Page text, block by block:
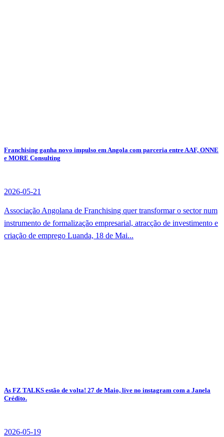
Franchising ganha novo impulso em Angola com parceria entre AAF, ONNE
e MORE Consulting
2026-05-21
Associação Angolana de Franchising quer transformar o sector num
instrumento de formalização empresarial, atracção de investimento e
criação de emprego Luanda, 18 de Mai...
As FZ TALKS estão de volta! 27 de Maio, live no instagram com a Janela
Crédito.
2026-05-19